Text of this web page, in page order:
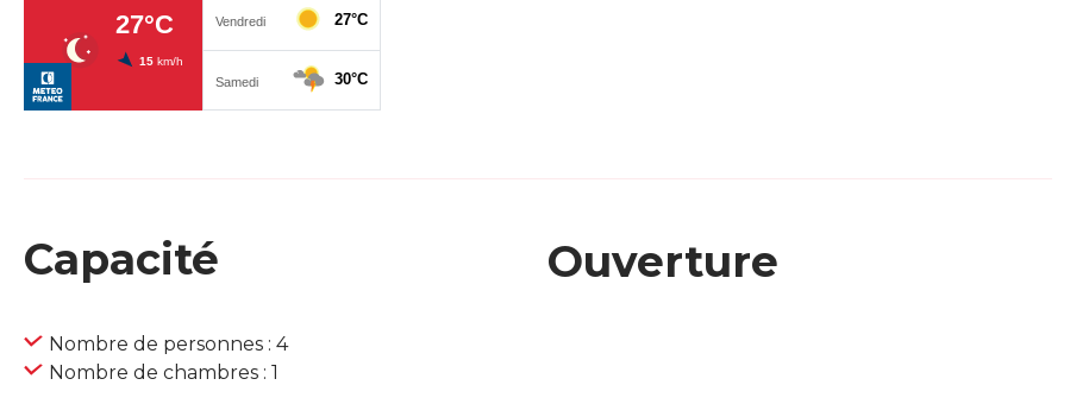
Capacité
Nombre de personnes : 4
Nombre de chambres : 1
Ouverture